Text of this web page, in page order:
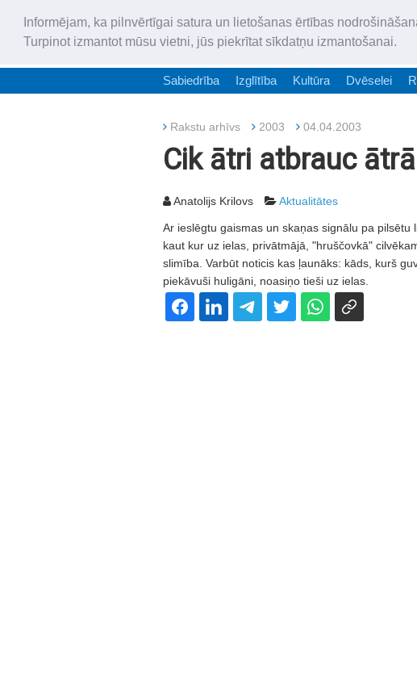
Informējam, ka pilnvērtīgai satura un lietošanas ērtības
Turpinot izmantot mūsu vietni, jūs piekrītat sīkdatņu izmantošanai.
Sabiedrība Izglītība Kultūra Dvēselei
Rakstu arhīvs 2003 04.04.2003
Cik ātri atbrauc
Anatolijs Krilovs Aktualitātes
Ar ieslēgtu gaismas un skaņas signālu pa
kaut kur uz ielas, privātmājā, "hruščovkā"
slimība. Varbūt noticis kas ļaunāks: kāds, kurš
piekāvuši huligāni, noasiņo tieši uz ielas.